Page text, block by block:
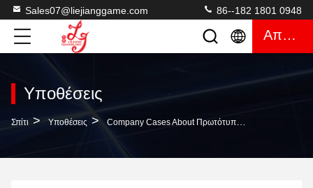
Sales07@liejianggame.com 86--182 1801 0948
Απόσπασμα
Υποθέσεις
Σπίτι > Υποθέσεις > Company Cases About Πρωτότυπα Εξαρτήματα Πίσω Πλάνα Bally